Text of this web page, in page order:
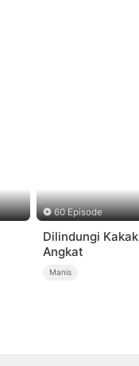
60 Episode
Dilindungi Kakak
Angkat
Manis